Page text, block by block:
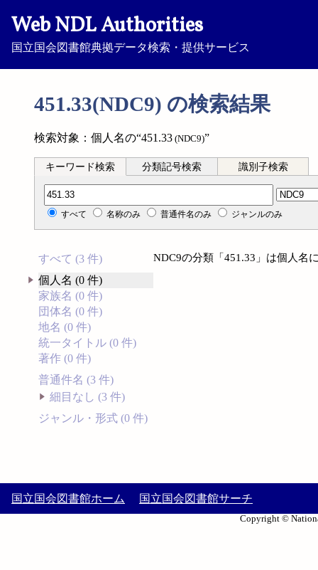
Web NDL Authorities
国立国会図書館典拠データ検索・提供サービス
451.33(NDC9) の検索結果
検索対象：個人名の“451.33 (NDC9)”
キーワード検索 分類記号検索 識別子検索
分類記号検索
すべて 名称のみ 普通件名のみ ジャンルのみ
すべて (3 件)
個人名 (0 件)
家族名 (0 件)
団体名 (0 件)
地名 (0 件)
統一タイトル (0 件)
著作 (0 件)
普通件名 (3 件)
細目なし (3 件)
ジャンル・形式 (0 件)
NDC9の分類「451.33」は個人名
国立国会図書館ホーム 国立国会図書館サーチ
Copyright ©